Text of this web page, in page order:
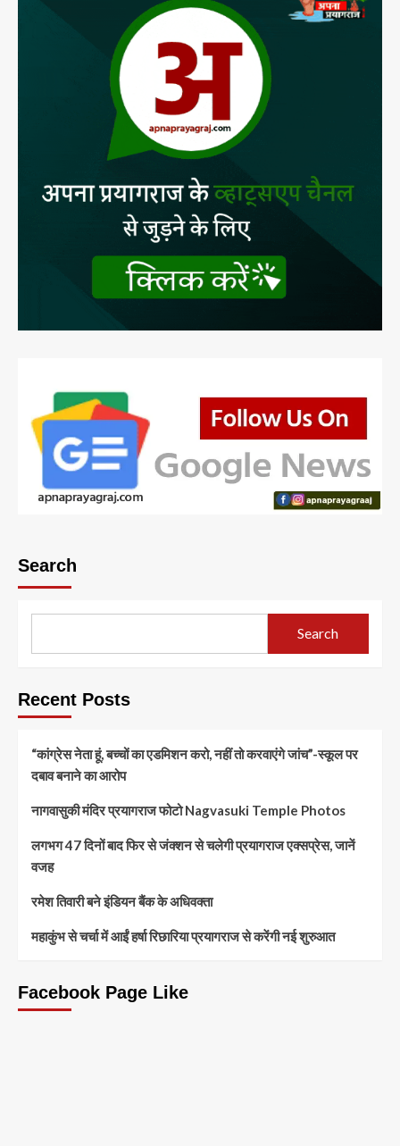
Search
Search
Recent Posts
“कांग्रेस नेता हूं, बच्चों का एडमिशन करो, नहीं तो करवाएंगे जांच”-स्कूल पर
दबाव बनाने का आरोप
नागवासुकी मंदिर प्रयागराज फोटो Nagvasuki Temple Photos
लगभग 47 दिनों बाद फिर से जंक्शन से चलेगी प्रयागराज एक्सप्रेस, जानें
वजह
रमेश तिवारी बने इंडियन बैंक के अधिवक्ता
महाकुंभ से चर्चा में आईं हर्षा रिछारिया प्रयागराज से करेंगी नई शुरुआत
Facebook Page Like